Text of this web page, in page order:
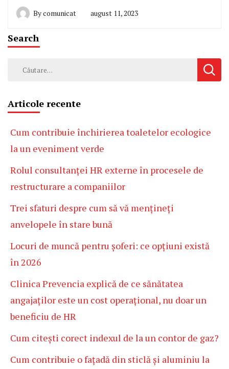
Bycomunicat august 11, 2023
Search
Caută
Articole recente
Cum contribuie închirierea toaletelor ecologice
la un eveniment verde
Rolul consultanței HR externe în procesele de
restructurare a companiilor
Trei sfaturi despre cum să vă mențineți
anvelopele în stare bună
Locuri de muncă pentru șoferi: ce opțiuni există
în 2026
Clinica Prevencia explică de ce sănătatea
angajaților este un cost operațional, nu doar un
beneficiu de HR
Cum citești corect indexul de la un contor de gaz?
Cum contribuie o fațadă din sticlă și aluminiu la